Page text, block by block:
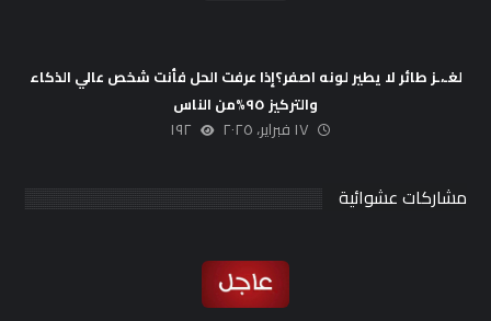
لغـ،ـز طائر لا يطير لونه اصفر؟إذا عرفت الحل فأنت شخص عالي الذكاء
والتركيز ٩٥%من الناس
١٧ فبراير، ٢٠٢٥ ١٩٢
مشاركات عشوائية